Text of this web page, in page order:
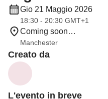
Gio 21 Maggio 2026
18:30 - 20:30 GMT+1
Coming soon…
Manchester
Creato da
L'evento in breve